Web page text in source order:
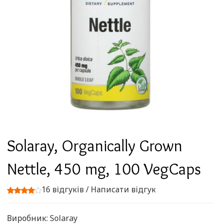
Solaray, Organically Grown
Nettle, 450 mg, 100 VegCaps
16 відгуків/ Написати відгук
Виробник: Solaray